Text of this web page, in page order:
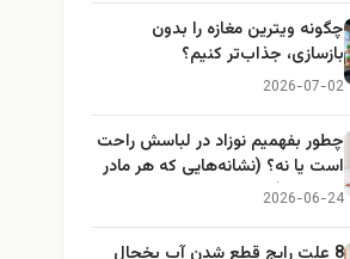
چگونه ویترین مغازه را بدون
بازسازی، جذاب‌تر کنیم؟
2026-07-02
چطور بفهمیم نوزاد در لباسش راحت
است یا نه؟ (نشانه‌هایی که هر مادر
باید بداند)
2026-06-24